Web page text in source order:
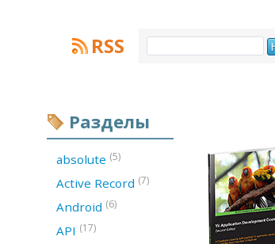
RSS
Разделы
absolute (5)
Active Record (7)
Android (6)
API (17)